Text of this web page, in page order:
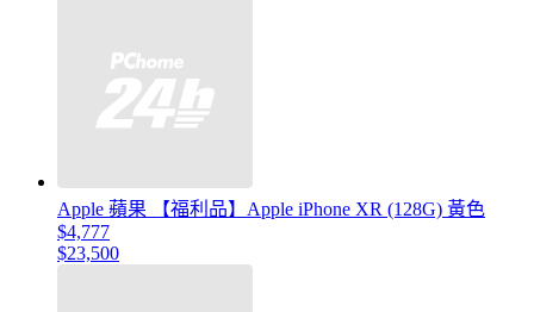
Apple 蘋果 【福利品】Apple iPhone XR (128G) 黃色
$4,777
$23,500